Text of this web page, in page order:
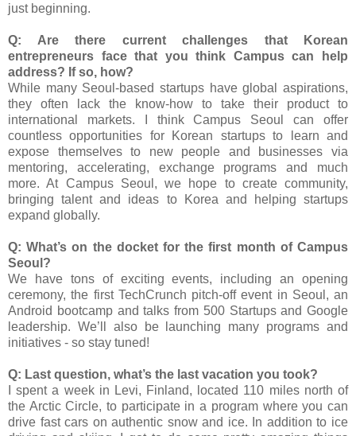
just beginning.
Q: Are there current challenges that Korean
entrepreneurs face that you think Campus can help
address? If so, how?
While many Seoul-based startups have global aspirations,
they often lack the know-how to take their product to
international markets. I think Campus Seoul can offer
countless opportunities for Korean startups to learn and
expose themselves to new people and businesses via
mentoring, accelerating, exchange programs and much
more. At Campus Seoul, we hope to create community,
bringing talent and ideas to Korea and helping startups
expand globally.
Q: What’s on the docket for the first month of Campus
Seoul?
We have tons of exciting events, including an opening
ceremony, the first TechCrunch pitch-off event in Seoul, an
Android bootcamp and talks from 500 Startups and Google
leadership. We’ll also be launching many programs and
initiatives - so stay tuned!
Q: Last question, what’s the last vacation you took?
I spent a week in Levi, Finland, located 110 miles north of
the Arctic Circle, to participate in a program where you can
drive fast cars on authentic snow and ice. In addition to ice